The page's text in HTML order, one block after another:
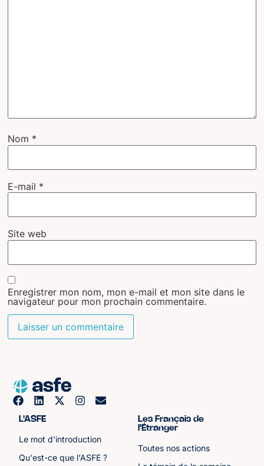
Nom *
E-mail *
Site web
Enregistrer mon nom, mon e-mail et mon site dans le
navigateur pour mon prochain commentaire.
L'ASFE
Le mot d'introduction
Qu'est-ce que l'ASFE ?
Les Français de
l'Étranger
Toutes nos actions